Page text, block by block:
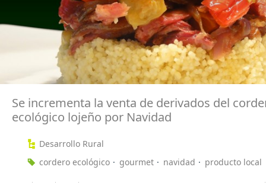
Se incrementa la venta de derivados del
ecológico lojeño por Navidad
Desarrollo Rural
cordero ecológico
gourmet navidad producto local